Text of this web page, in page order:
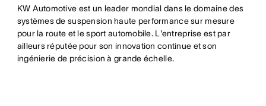
KW Automotive est un leader mondial dans le domaine des
systèmes de suspension haute performance sur mesure
pour la route et le sport automobile. L'entreprise est par
ailleurs réputée pour son innovation continue et son
ingénierie de précision à grande échelle.